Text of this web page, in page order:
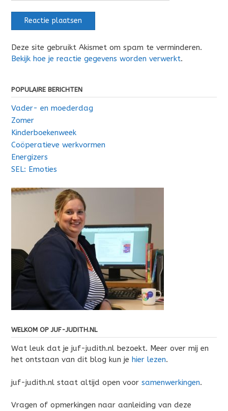
Deze site gebruikt Akismet om spam te verminderen.
Bekijk hoe je reactie gegevens worden verwerkt.
POPULAIRE BERICHTEN
Vader- en moederdag
Zomer
Kinderboekenweek
Coöperatieve werkvormen
Energizers
SEL: Emoties
WELKOM OP JUF-JUDITH.NL
Wat leuk dat je juf-judith.nl bezoekt. Meer over mij en
het ontstaan van dit blog kun je hier lezen.
juf-judith.nl staat altijd open voor samenwerkingen.
Vragen of opmerkingen naar aanleiding van deze